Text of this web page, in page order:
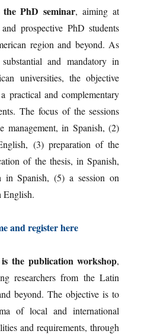
PhD seminar, aiming at
prospective PhD students
region and beyond. As
and mandatory in
universities, the objective
practical and complementary
The focus of the sessions
in Spanish, (2)
(3) preparation of the
of the thesis, in Spanish,
in Spanish, (5) a session on
English.
and register here
the publication workshop,
researchers from the Latin
beyond. The objective is to
of local and international
and requirements, through